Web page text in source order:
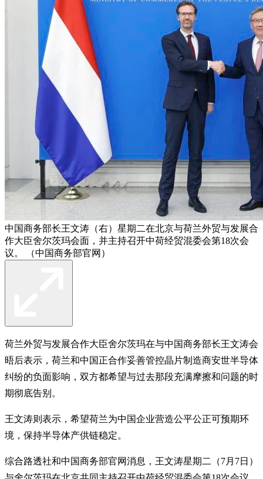
中国商务部长王文涛（右）星期二在北京与荷兰外贸与发展合
作大臣舍尔茨玛会面，并主持召开中荷经贸混委会第18次会
议。 （中国商务部官网）
荷兰外贸与发展合作大臣舍尔茨玛在与中国商务部长王文涛会
晤后表示，荷兰和中国正合作妥善管控晶片制造商安世半导体
纠纷的负面影响，双方都希望与过去那段充满摩擦和问题的时
期彻底告别。
王文涛则表示，希望荷兰为中国企业营造公平公正可预期环
境，保持半导体产供链稳定。
综合路透社和中国商务部官网消息，王文涛星期二（7月7日）